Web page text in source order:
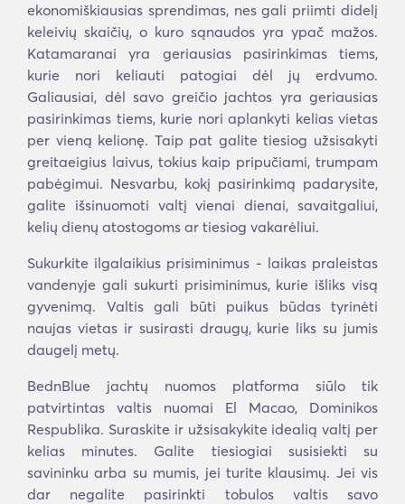
ekonomiškiausias sprendimas, nes gali priimti didelį
keleivių skaičių, o kuro sąnaudos yra ypač mažos.
Katamaranai yra geriausias pasirinkimas tiems,
kurie nori keliauti patogiai dėl jų erdvumo.
Galiausiai, dėl savo greičio jachtos yra geriausias
pasirinkimas tiems, kurie nori aplankyti kelias vietas
per vieną kelionę. Taip pat galite tiesiog užsisakyti
greitaeigius laivus, tokius kaip pripučiami, trumpam
pabėgimui. Nesvarbu, kokį pasirinkimą padarysite,
galite išsinuomoti valtį vienai dienai, savaitgaliui,
kelių dienų atostogoms ar tiesiog vakarėliui.
Sukurkite ilgalaikius prisiminimus - laikas praleistas
vandenyje gali sukurti prisiminimus, kurie išliks visą
gyvenimą. Valtis gali būti puikus būdas tyrinėti
naujas vietas ir susirasti draugų, kurie liks su jumis
daugelį metų.
BednBlue jachtų nuomos platforma siūlo tik
patvirtintas valtis nuomai El Macao, Dominikos
Respublika. Suraskite ir užsisakykite idealią valtį per
kelias minutes. Galite tiesiogiai susisiekti su
savininku arba su mumis, jei turite klausimų. Jei vis
dar negalite pasirinkti tobulos valtis savo